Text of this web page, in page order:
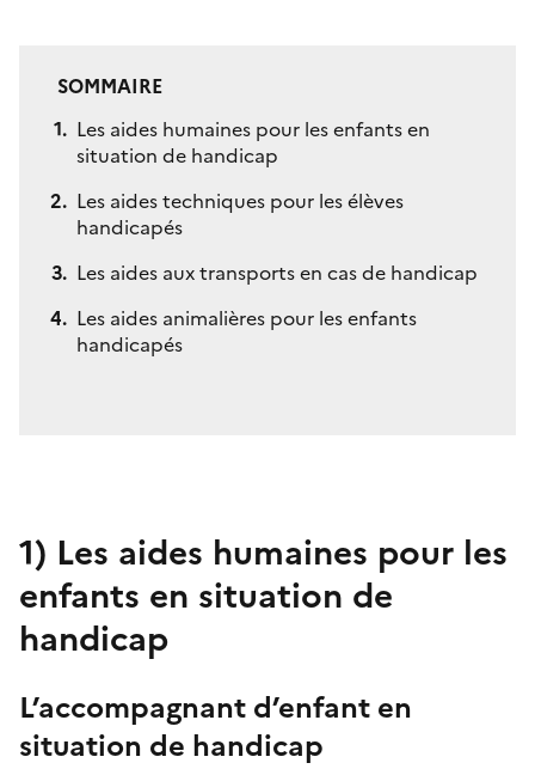
SOMMAIRE
Les aides humaines pour les enfants en
situation de handicap
Les aides techniques pour les élèves
handicapés
Les aides aux transports en cas de handicap
Les aides animalières pour les enfants
handicapés
1) Les aides humaines pour les
enfants en situation de
handicap
L’accompagnant d’enfant en
situation de handicap